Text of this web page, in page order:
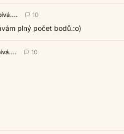
10
plný počet bodů.:o)
10